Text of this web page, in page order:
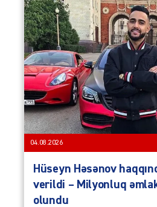
04.08.2026
Hüseyn Həsənov
verildi – Milyonluq
olundu